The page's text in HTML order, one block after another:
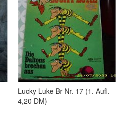
Lucky Luke Br Nr. 17 (1. Aufl.
4,20 DM)